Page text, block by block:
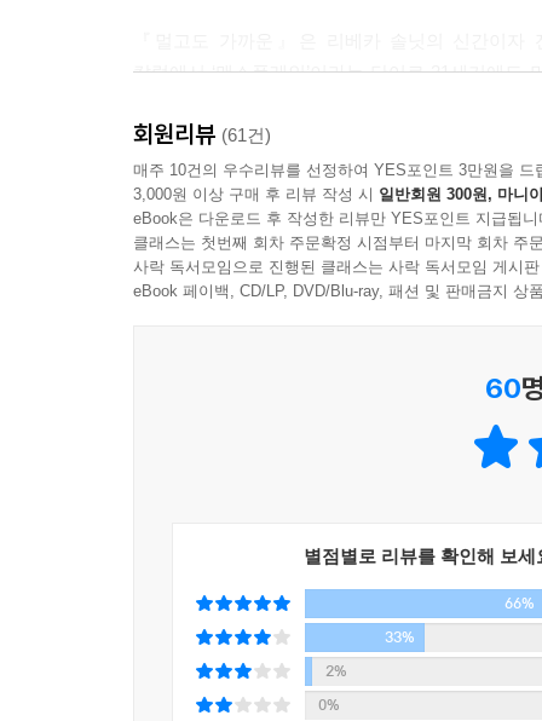
칼럼에서 ‘맨스플레인’이라는 단어로 21세기에
단어가 옥스퍼드 영어사전 온라인판에 등재되었
매체에서 올해의 책으로 선정되기도 했다. 이 책
면모를 보여주는 책들이 국내에 소개되어 있는데
점에서 의미가 있다.
이 책의 주요한 주제는 읽기와 쓰기, 고독과 연대,
누군가를 변명하거나 누군가의 잘못을 덮어주
세밀하게 관찰한다. 내밀한 회고록이지만 읽
당신의 이야기는 무엇입니까? 나와 우리를 이루는
이 책의 다양한 주제를 하나로 엮는 큰 주제는
우리의 삶이 만들어내는 중요한 작품이자, 만
주인공들은 그 문제 해결 와중에 ‘자신’이 된
과정에서 우리는 누군가의 도움을 받으며 우리의
회원리뷰 (61건)
매주 10건의 우수리뷰를 선정하여 YES포인트 3만원을 드
3,000원 이상 구매 후 리뷰 작성 시 일반회원 300원, 마니
eBook은 다운로드 후 작성한 리뷰만 YES포인트 지급됩니
클래스는 첫번째 회차 주문확정 시점부터 마지막 회차 주
사락 독서모임으로 진행된 클래스는 사락 독서모임 게시
eBook 페이백, CD/LP, DVD/Blu-ray, 패션 및 판매금지 상
60
별점별로 리뷰를 확인해 보세
66%
33%
2%
0%